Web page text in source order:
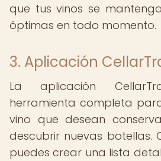
que tus vinos se
óptimas en todo momento.
3. Aplicación
La aplicación
herramienta completa
vino que desean
descubrir nuevas botellas.
puedes crear una lista